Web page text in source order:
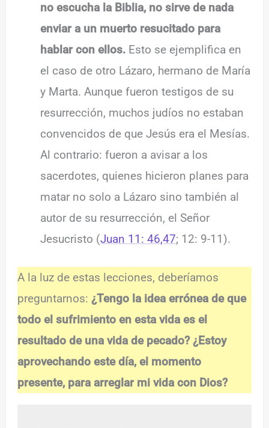
no escucha la Biblia, no sirve de nada
enviar a un muerto resucitado para
hablar con ellos. Esto se ejemplifica en
el caso de otro Lázaro, hermano de María
y Marta. Aunque fueron testigos de su
resurrección, muchos judíos no estaban
convencidos de que Jesús era el Mesías.
Al contrario: fueron a avisar a los
sacerdotes, quienes hicieron planes para
matar no solo a Lázaro sino también al
autor de su resurrección, el Señor
Jesucristo (Juan 11: 46,47; 12: 9-11).
A la luz de estas lecciones, deberíamos
preguntarnos: ¿Tengo la idea errónea de que
todo el sufrimiento en esta vida es el
resultado de una vida de pecado? ¿Estoy
aprovechando este día, el momento
presente, para arreglar mi vida con Dios?